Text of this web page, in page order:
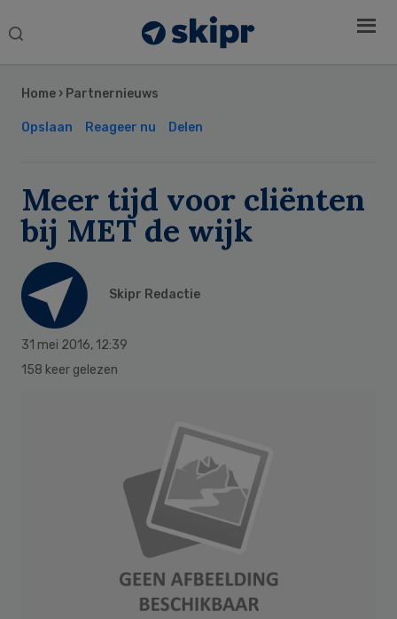
Search
Home › Partnernieuws
Opslaan Reageer nu Delen
Meer tijd voor cliënten
bij MET de wijk
Skipr Redactie
31 mei 2016, 12:39
158 keer gelezen
Sidebar